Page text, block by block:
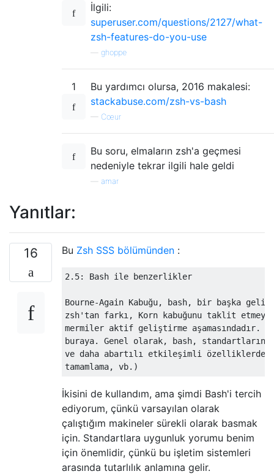
İlgili:
superuser.com/questions/2127/what-
zsh-features-do-you-use
ghoppe
1
Bu yardımcı olursa, 2016 makalesi:
stackabuse.com/zsh-vs-bash
— Cœur
Bu soru, elmaların zsh'a geçmesi
nedeniyle tekrar ilgili hale geldi
amar
Yanıtlar:
16 Bu Zsh SSS bölümünden :
2.5: Bash ile benzerlikler
Bourne-Again Kabuğu, bash, bir başka
zsh'tan farkı, Korn kabuğunu taklit
mermiler aktif geliştirme aşamasındadır.
buraya. Genel olarak, bash, standartların
ve daha abartılı etkileşimli
İkisini de kullandım, ama şimdi Bash'i tercih
ediyorum, çünkü varsayılan olarak
çalıştığım makineler sürekli olarak basmak
için. Standartlara uygunluk yorumu benim
için önemlidir, çünkü bu işletim sistemleri
arasında tutarlılık anlamına gelir.